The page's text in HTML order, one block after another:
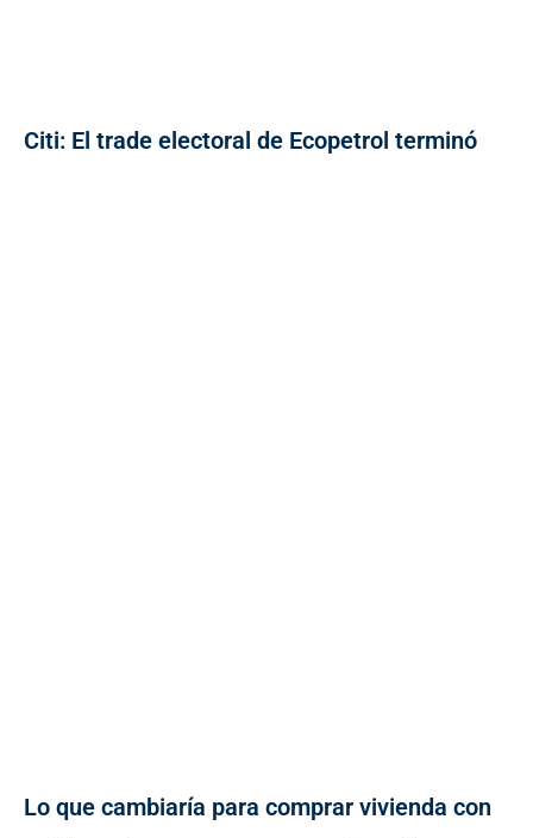
Citi: El trade electoral de Ecopetrol terminó
Lo que cambiaría para comprar vivienda con